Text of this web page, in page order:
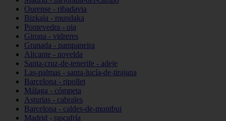
Ourense - ribadavia
Bizkaia - mundaka
Pontevedra - oia
Girona - vidreres
Granada - pampaneira
Alicante - novelda
Santa-cruz-de-tenerife - adeje
Las-palmas - santa-lucía-de-tirajana
Barcelona - ripollet
Málaga - cómpeta
Asturias - cabrales
Barcelona - caldes-de-montbui
Madrid - rascafría